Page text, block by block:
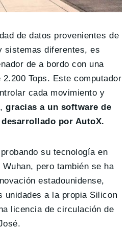
de datos provenientes de
sistemas diferentes, es
de a bordo con una
Tops. Este computador
cada movimiento y
gracias a un software de
por AutoX.
su tecnología en
pero también se ha
estadounidense,
unidades a la propia Silicon
licencia de circulación de